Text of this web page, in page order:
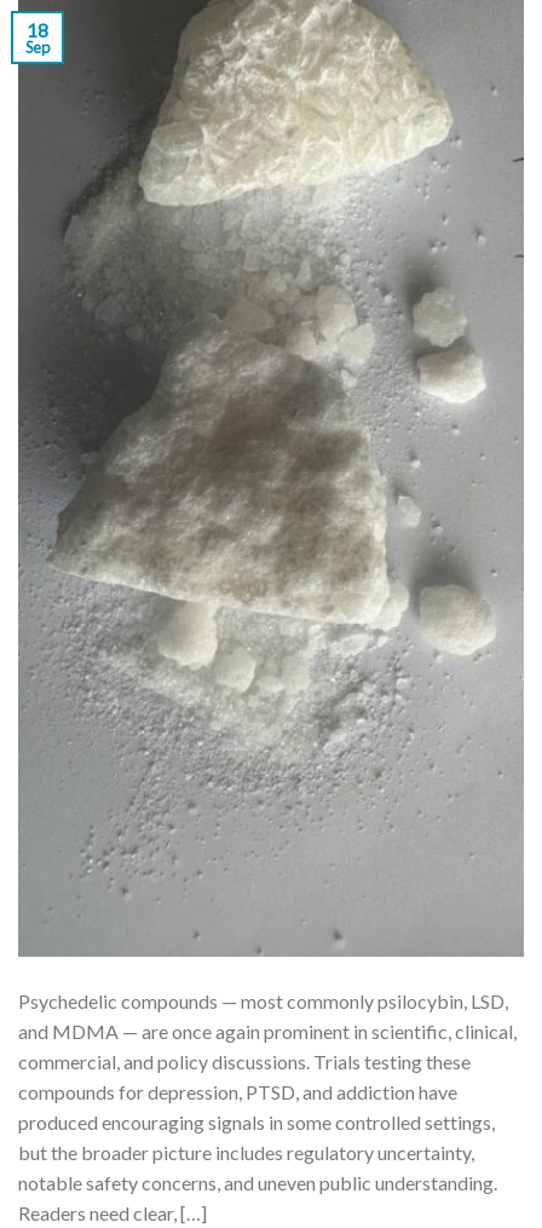
18
Sep
Psychedelic compounds — most commonly psilocybin, LSD,
and MDMA — are once again prominent in scientific, clinical,
commercial, and policy discussions. Trials testing these
compounds for depression, PTSD, and addiction have
produced encouraging signals in some controlled settings,
but the broader picture includes regulatory uncertainty,
notable safety concerns, and uneven public understanding.
Readers need clear, […]